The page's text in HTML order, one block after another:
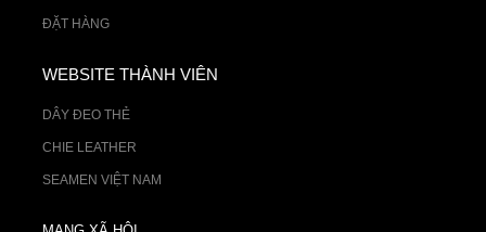
ĐẶT HÀNG
WEBSITE THÀNH VIÊN
DÂY ĐEO THẺ
CHIE LEATHER
SEAMEN VIỆT NAM